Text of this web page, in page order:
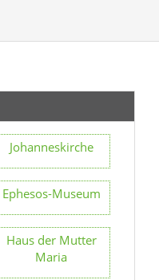
Johanneskirche
Ephesos-Museum
Haus der Mutter
Maria